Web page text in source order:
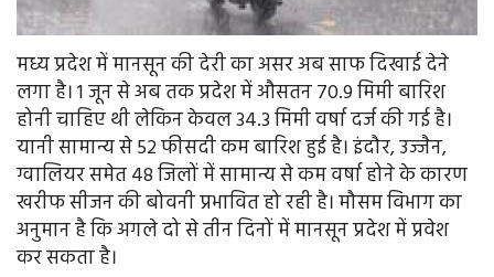
मध्य प्रदेश में मानसून की देरी का असर अब साफ दिखाई देने
लगा है। 1 जून से अब तक प्रदेश में औसतन 70.9 मिमी बारिश
होनी चाहिए थी लेकिन केवल 34.3 मिमी वर्षा दर्ज की गई है।
यानी सामान्य से 52 फीसदी कम बारिश हुई है। इंदौर, उज्जैन,
ग्वालियर समेत 48 जिलों में सामान्य से कम वर्षा होने के कारण
खरीफ सीजन की बोवनी प्रभावित हो रही है। मौसम विभाग का
अनुमान है कि अगले दो से तीन दिनों में मानसून प्रदेश में प्रवेश
कर सकता है।